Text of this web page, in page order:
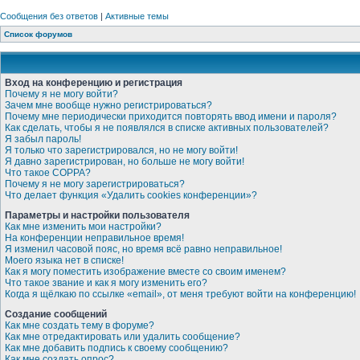
Сообщения без ответов | Активные темы
Список форумов
Вход на конференцию и регистрация
Почему я не могу войти?
Зачем мне вообще нужно регистрироваться?
Почему мне периодически приходится повторять ввод имени и пароля?
Как сделать, чтобы я не появлялся в списке активных пользователей?
Я забыл пароль!
Я только что зарегистрировался, но не могу войти!
Я давно зарегистрирован, но больше не могу войти!
Что такое COPPA?
Почему я не могу зарегистрироваться?
Что делает функция «Удалить cookies конференции»?
Параметры и настройки пользователя
Как мне изменить мои настройки?
На конференции неправильное время!
Я изменил часовой пояс, но время всё равно неправильное!
Моего языка нет в списке!
Как я могу поместить изображение вместе со своим именем?
Что такое звание и как я могу изменить его?
Когда я щёлкаю по ссылке «email», от меня требуют войти на конференцию!
Создание сообщений
Как мне создать тему в форуме?
Как мне отредактировать или удалить сообщение?
Как мне добавить подпись к своему сообщению?